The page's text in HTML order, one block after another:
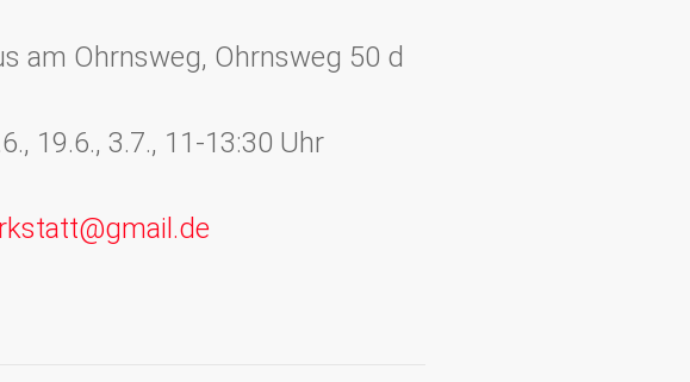
am Ohrnsweg, Ohrnsweg 50 d
19.6., 3.7., 11-13:30 Uhr